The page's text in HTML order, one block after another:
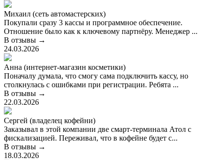
Михаил (сеть автомастерских)
Покупали сразу 3 кассы и программное обеспечение.
Отношение было как к ключевому партнёру. Менеджер ...
В отзывы →
24.03.2026
Анна (интернет-магазин косметики)
Поначалу думала, что смогу сама подключить кассу, но
столкнулась с ошибками при регистрации. Ребята ...
В отзывы →
22.03.2026
Сергей (владелец кофейни)
Заказывал в этой компании две смарт-терминала Атол с
фискализацией. Переживал, что в кофейне будет с...
В отзывы →
18.03.2026